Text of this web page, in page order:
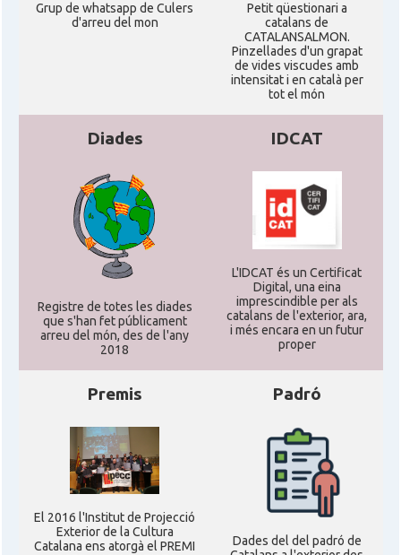
Grup de whatsapp de Culers
d'arreu del mon
Petit qüestionari a
catalans de
CATALANSALMON.
Pinzellades d'un grapat
de vides viscudes amb
intensitat i en català per
tot el món
Diades
Registre de totes les diades
que s'han fet públicament
arreu del món, des de l'any
2018
IDCAT
L'IDCAT és un Certificat
Digital, una eina
imprescindible per als
catalans de l'exterior, ara,
i més encara en un futur
proper
Premis
El 2016 l'Institut de Projecció
Exterior de la Cultura
Catalana ens atorgà el PREMI
Padró
Dades del del padró de